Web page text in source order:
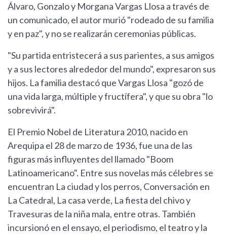
Álvaro, Gonzalo y Morgana Vargas Llosa a través de
un comunicado, el autor murió "rodeado de su familia
y en paz", y no se realizarán ceremonias públicas.
"Su partida entristecerá a sus parientes, a sus amigos
y a sus lectores alrededor del mundo", expresaron sus
hijos. La familia destacó que Vargas Llosa "gozó de
una vida larga, múltiple y fructífera", y que su obra "lo
sobrevivirá".
El Premio Nobel de Literatura 2010, nacido en
Arequipa el 28 de marzo de 1936, fue una de las
figuras más influyentes del llamado "Boom
Latinoamericano". Entre sus novelas más célebres se
encuentran La ciudad y los perros, Conversación en
La Catedral, La casa verde, La fiesta del chivo y
Travesuras de la niña mala, entre otras. También
incursionó en el ensayo, el periodismo, el teatro y la